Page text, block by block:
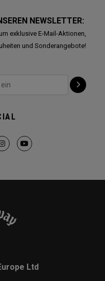
NEWSLETTER:
exklusive E-Mail-Aktionen,
und Sonderangebote!
Ltd